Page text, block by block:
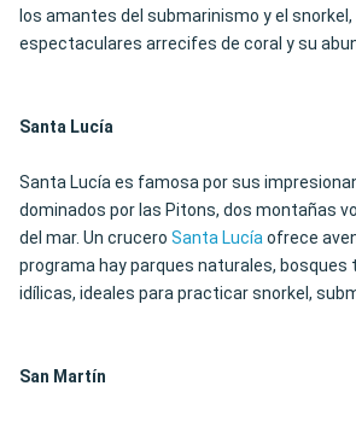
los amantes del submarinismo y el
espectaculares arrecifes de coral y su
Santa Lucía
Santa Lucía es famosa por sus
dominados por las Pitons, dos montañas
del mar. Un crucero Santa Lucíaofrece
programa hay parques naturales, bosques
idílicas, ideales para practicar snorkel,
San Martín